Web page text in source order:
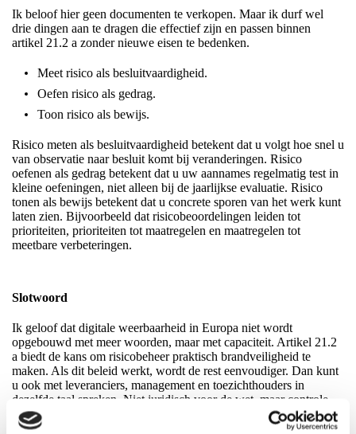
Ik beloof hier geen documenten te verkopen. Maar ik durf wel
drie dingen aan te dragen die effectief zijn en passen binnen
artikel 21.2 a zonder nieuwe eisen te bedenken.
Meet risico als besluitvaardigheid.
Oefen risico als gedrag.
Toon risico als bewijs.
Risico meten als besluitvaardigheid betekent dat u volgt hoe snel u
van observatie naar besluit komt bij veranderingen. Risico
oefenen als gedrag betekent dat u uw aannames regelmatig test in
kleine oefeningen, niet alleen bij de jaarlijkse evaluatie. Risico
tonen als bewijs betekent dat u concrete sporen van het werk kunt
laten zien. Bijvoorbeeld dat risicobeoordelingen leiden tot
prioriteiten, prioriteiten tot maatregelen en maatregelen tot
meetbare verbeteringen.
Slotwoord
Ik geloof dat digitale weerbaarheid in Europa niet wordt
opgebouwd met meer woorden, maar met capaciteit. Artikel 21.2
a biedt de kans om risicobeheer praktisch brandveiligheid te
maken. Als dit beleid werkt, wordt de rest eenvoudiger. Dan kunt
u ook met leveranciers, management en toezichthouders in
dezelfde taal spreken. Niet juridisch voor de wet, maar controle
voor de organisatie.